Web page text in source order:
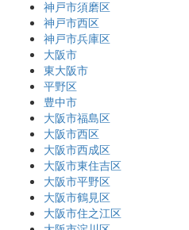
神戸市須磨区
神戸市西区
神戸市兵庫区
大阪市
東大阪市
平野区
豊中市
大阪市福島区
大阪市西区
大阪市西成区
大阪市東住吉区
大阪市平野区
大阪市鶴見区
大阪市住之江区